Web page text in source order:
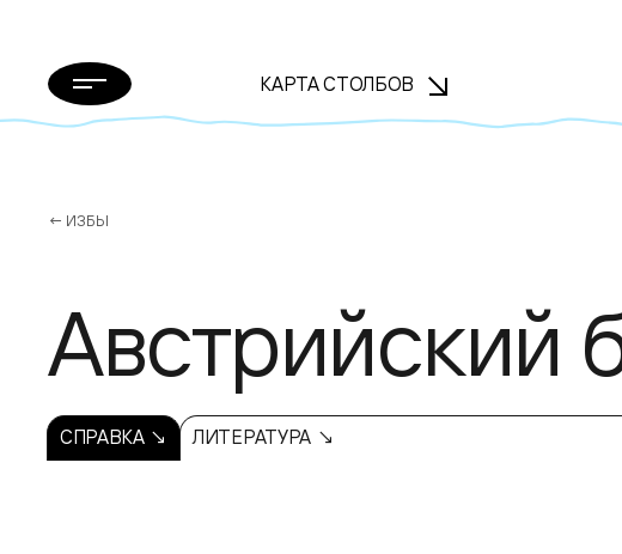
КАРТА СТОЛБОВ
← ИЗБЫ
Австрийский
СПРАВКА ↘ ЛИТЕРАТУРА ↘